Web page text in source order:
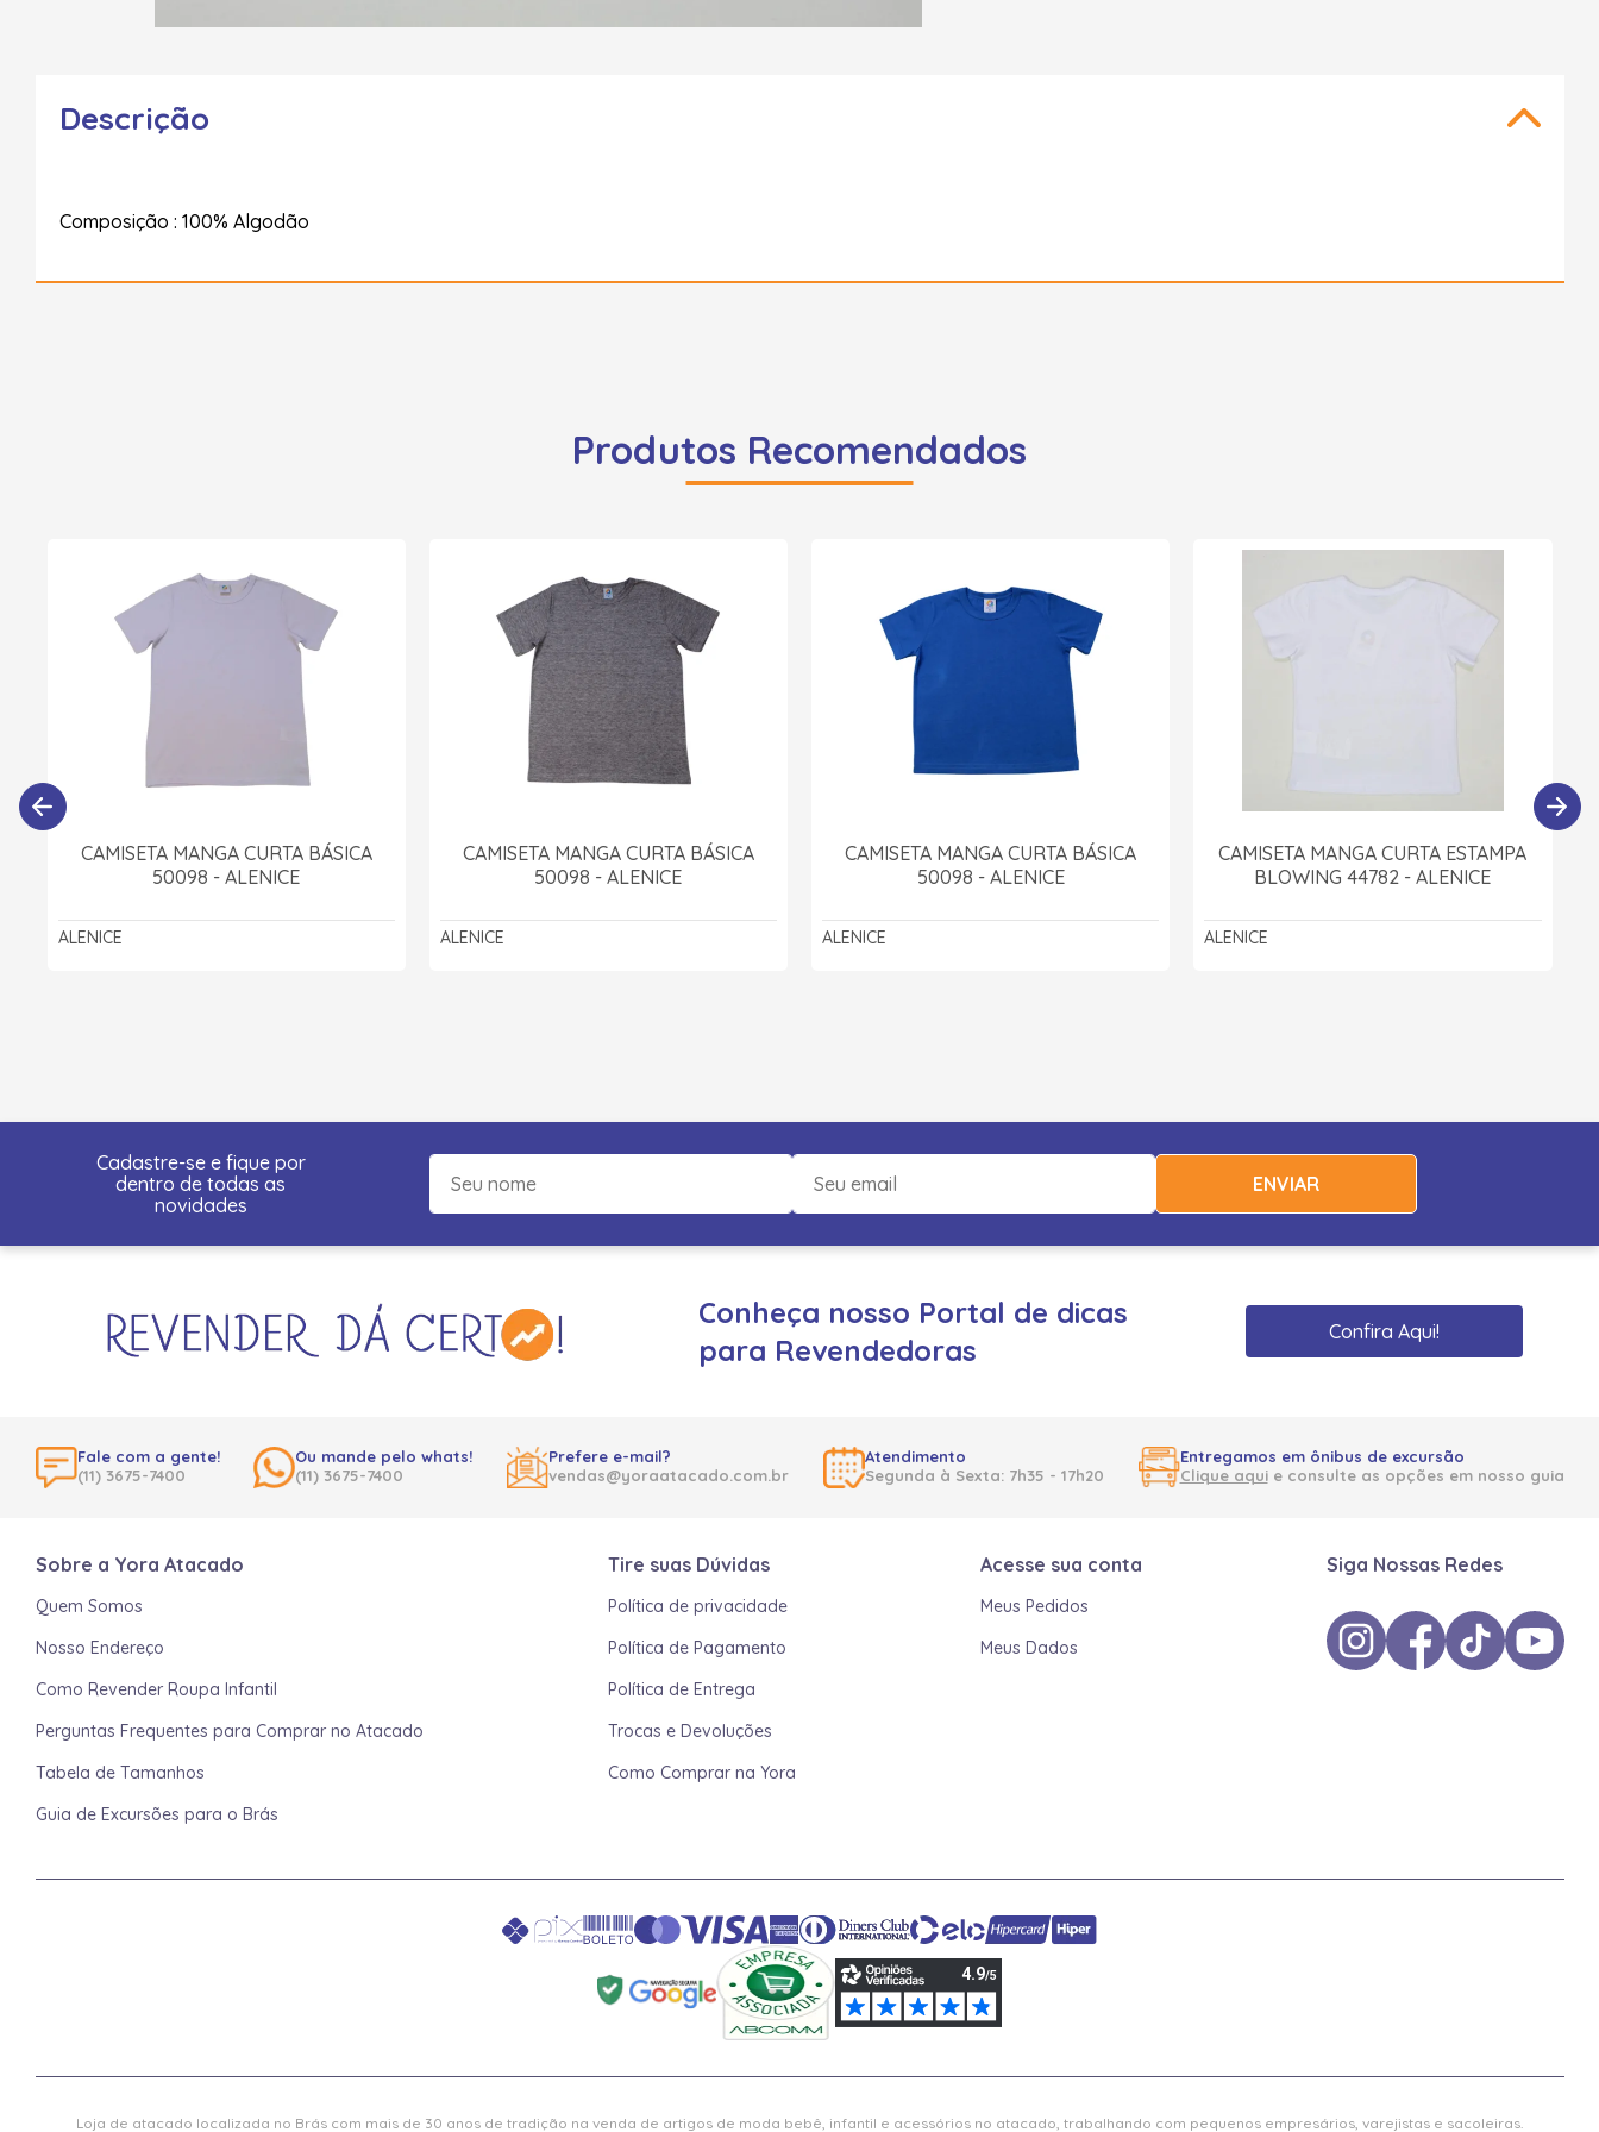
Descrição
Composição : 100% Algodão
Produtos Recomendados
CAMISETA MANGA CURTA BÁSICA
50098 - ALENICE
ALENICE
CAMISETA MANGA CURTA BÁSICA
50098 - ALENICE
ALENICE
CAMISETA MANGA CURTA BÁSICA
50098 - ALENICE
ALENICE
CAMISETA MANGA CURTA ESTAMPA
BLOWING 44782 - ALENICE
ALENICE
Cadastre-se e fique por
dentro de todas as
novidades
ENVIAR
Conheça nosso Portal de dicas
para Revendedoras
Confira Aqui!
Fale com a gente!
(11) 3675-7400
Ou mande pelo whats!
(11) 3675-7400
Prefere e-mail?
vendas@yoraatacado.com.br
Atendimento
Segunda à Sexta: 7h35 - 17h20
Entregamos em ônibus de excursão
Clique aquie consulte as opções em nosso guia
Sobre a Yora Atacado
Quem Somos
Nosso Endereço
Como Revender Roupa Infantil
Perguntas Frequentes para Comprar no Atacado
Tabela de Tamanhos
Guia de Excursões para o Brás
Tire suas Dúvidas
Política de privacidade
Política de Pagamento
Política de Entrega
Trocas e Devoluções
Como Comprar na Yora
Acesse sua conta
Meus Pedidos
Meus Dados
Siga Nossas Redes
Loja de atacado localizada no Brás com mais de 30 anos de tradição na venda de artigos de moda bebê, infantil e acessórios no atacado, trabalhando com pequenos empresários, varejistas e sacoleiras.